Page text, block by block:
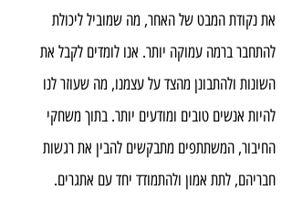
את נקודת המבט של האחר, מה שמוביל ליכולת
להתחבר ברמה עמוקה יותר. אנו לומדים לקבל את
השונות ולהתבונן מהצד על עצמנו, מה שעוזר לנו
להיות אנשים טובים ומודעים יותר. בתוך משחקי
החיבור, המשתתפים מתבקשים להבין את רגשות
חבריהם, לתת אמון ולהתמודד יחד עם אתגרים.